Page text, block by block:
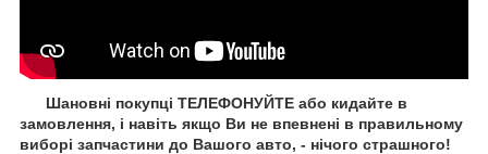
Шановні покупці ТЕЛЕФОНУЙТЕ або кидайте в
замовлення, і навіть якщо Ви не впевнені в правильному
виборі запчастини до Вашого авто, - нічого страшного!